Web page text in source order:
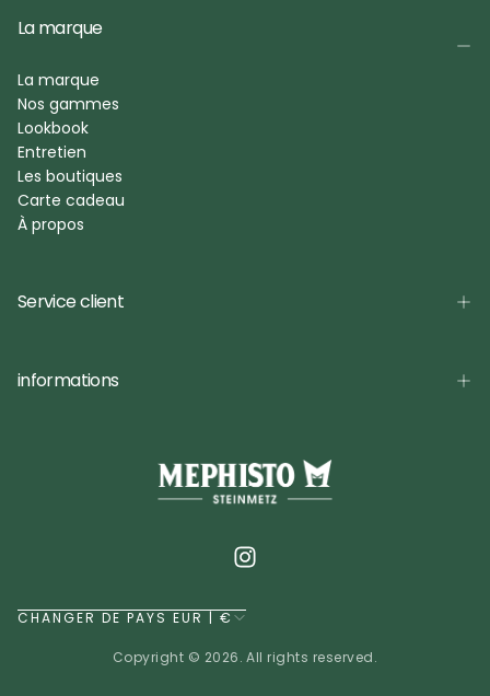
La marque
La marque
Nos gammes
Lookbook
Entretien
Les boutiques
Carte cadeau
À propos
Service client
informations
CHANGER DE PAYS EUR | €
Copyright © 2026. All rights reserved.